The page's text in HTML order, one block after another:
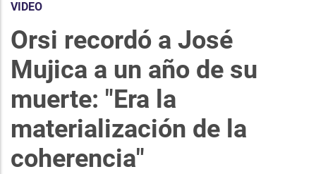
VIDEO
Orsi recordó a José
Mujica a un año de su
muerte: "Era la
materialización de la
coherencia"